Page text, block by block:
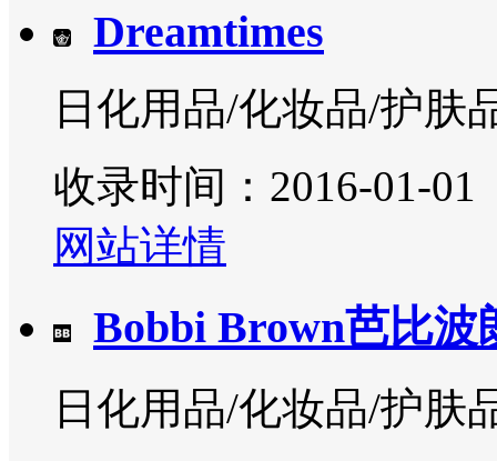
Dreamtimes
日化用品/化妆品/护肤
收录时间：2016-01-01
网站详情
Bobbi Brown芭比波
日化用品/化妆品/护肤